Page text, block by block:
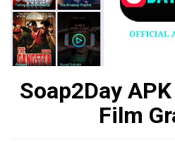
Soap2Day
Film